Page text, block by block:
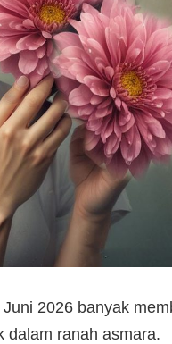
2026 banyak
dalam ranah asmara.